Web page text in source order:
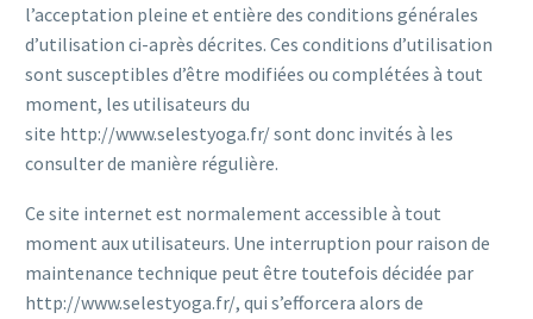
l’acceptation pleine et entière des conditions générales
d’utilisation ci-après décrites. Ces conditions d’utilisation
sont susceptibles d’être modifiées ou complétées à tout
moment, les utilisateurs du
site http://www.selestyoga.fr/ sont donc invités à les
consulter de manière régulière.
Ce site internet est normalement accessible à tout
moment aux utilisateurs. Une interruption pour raison de
maintenance technique peut être toutefois décidée par
http://www.selestyoga.fr/, qui s’efforcera alors de